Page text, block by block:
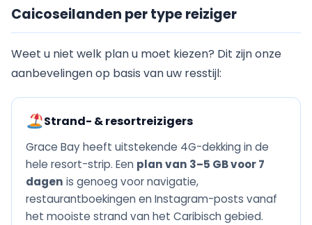
Caicoseilanden per type reiziger
Weet u niet welk plan u moet kiezen? Dit zijn onze
aanbevelingen op basis van uw resstijl:
Strand- & resortreizigers
Grace Bay heeft uitstekende 4G-dekking in de
hele resort-strip. Een plan van 3–5 GB voor 7
dagen is genoeg voor navigatie,
restaurantboekingen en Instagram-posts vanaf
het mooiste strand van het Caribisch gebied.